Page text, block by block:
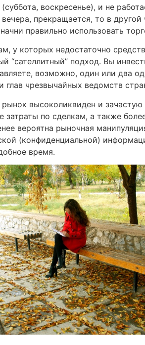
воскресенье), и не
прекращается, то в
начни правильно использовать
у которых недостаточно
“сателлитный” подход. Вы
возможно, один или два
глав чрезвычайных ведомств
высоколиквиден и
затраты по сделкам, а также
вероятна рыночная
(конфиденциальной)
время.